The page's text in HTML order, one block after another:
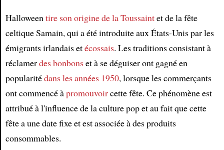
Article
Halloween tire son origine dela Toussaintet de la fête
celtique Samain, qui a été introduite aux États-Unis par les
émigrants irlandais etécossais. Les traditions consistant à
réclamerdes bonbonset à se déguiser ont gagné en
popularitédans les années 1950, lorsque les commerçants
ont commencé àpromouvoircette fête. Ce phénomène est
attribué à l'influence de la culture pop et au fait que cette
fête a une date fixe et est associée à des produits
consommables.